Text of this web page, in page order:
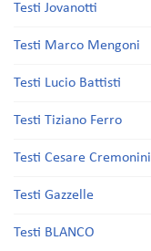
Testi Jovanotti
Testi Marco Mengoni
Testi Lucio Battisti
Testi Tiziano Ferro
Testi Cesare Cremonini
Testi Gazzelle
Testi BLANCO